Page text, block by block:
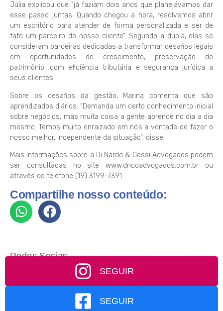
Júlia explicou que “já faziam dois anos que planejávamos dar
esse passo juntas. Quando chegou a hora, resolvemos abrir
um escritório para atender de forma personalizada e ser de
fato um parceiro do nosso cliente”. Segundo a dupla, elas se
consideram parceiras dedicadas a transformar desafios legais
em oportunidades de crescimento, preservação do
patrimônio, com eficiência tributária e segurança jurídica a
seus clientes.
Sobre os desafios da gestão, Marina comenta que são
aprendizados diários. “Demanda um certo conhecimento inicial
sobre negócios, mas muita coisa a gente aprende no dia a dia
mesmo. Temos muito enraizado em nós a vontade de fazer o
nosso melhor, independente da situação”, disse.
Mais informações sobre a Di Nardo & Cossi Advogados podem
ser consultadas no site www.dncoadvogados.com.br ou
através do telefone (19) 3199-7391.
Compartilhe nosso conteúdo:
Redes Socias
SEGUIR
SEGUIR